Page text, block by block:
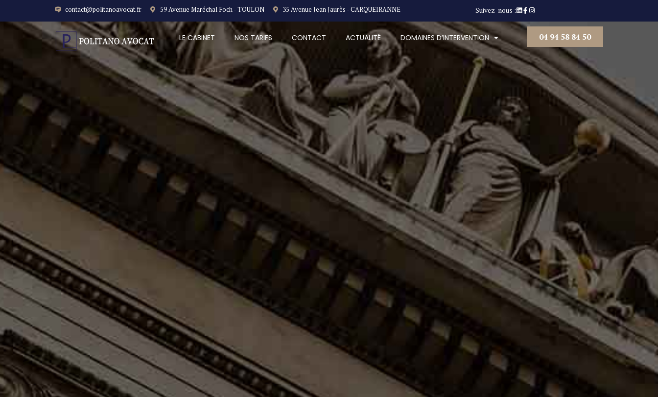
contact@politanoavocat.fr 59 Avenue Maréchal Foch - TOULON 35 Avenue Jean Jaurès - CARQUEIRANNE Suivez-nous :
LE CABINET NOS TARIFS CONTACT ACTUALITÉ DOMAINES D’INTERVENTION 04 94 58 84 50